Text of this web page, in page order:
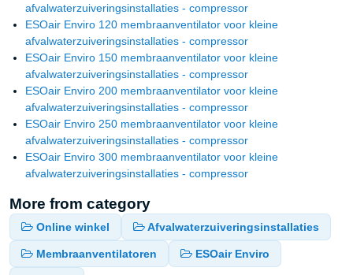
afvalwaterzuiveringsinstallaties - compressor
ESOair Enviro 120 membraanventilator voor kleine
afvalwaterzuiveringsinstallaties - compressor
ESOair Enviro 150 membraanventilator voor kleine
afvalwaterzuiveringsinstallaties - compressor
ESOair Enviro 200 membraanventilator voor kleine
afvalwaterzuiveringsinstallaties - compressor
ESOair Enviro 250 membraanventilator voor kleine
afvalwaterzuiveringsinstallaties - compressor
ESOair Enviro 300 membraanventilator voor kleine
afvalwaterzuiveringsinstallaties - compressor
More from category
Online winkel Afvalwaterzuiveringsinstallaties
Membraanventilatoren ESOair Enviro